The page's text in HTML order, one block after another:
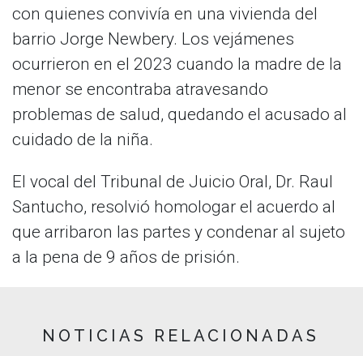
con quienes convivía en una vivienda del
barrio Jorge Newbery. Los vejámenes
ocurrieron en el 2023 cuando la madre de la
menor se encontraba atravesando
problemas de salud, quedando el acusado al
cuidado de la niña.
El vocal del Tribunal de Juicio Oral, Dr. Raul
Santucho, resolvió homologar el acuerdo al
que arribaron las partes y condenar al sujeto
a la pena de 9 años de prisión.
NOTICIAS RELACIONADAS